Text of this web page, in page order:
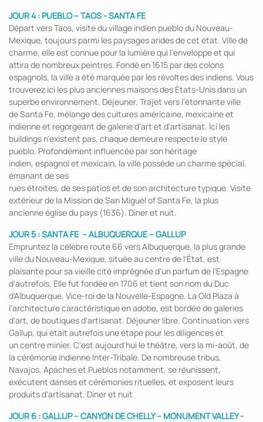
JOUR 4 : PUEBLO – TAOS - SANTA FE
Départ vers Taos, visite du village indien pueblo du Nouveau-
Mexique, toujours parmi les paysages arides de cet état. Ville de
charme, elle est connue pour la lumière qui l’enveloppe et qui
attira de nombreux peintres. Fondé en 1615 par des colons
espagnols, la ville a été marquée par les révoltes des indiens. Vous
trouverez ici les plus anciennes maisons des États-Unis dans un
superbe environnement. Déjeuner. Trajet vers l'étonnante ville
de Santa Fe, mélange des cultures américaine, mexicaine et
indienne et regorgeant de galerie d'art et d'artisanat. Ici les
buildings n'existent pas, chaque demeure respecte le style
pueblo. Profondément influencée par son héritage
indien, espagnol et mexicain, la ville possède un charme spécial,
émanant de ses
rues étroites, de ses patios et de son architecture typique. Visite
extérieur de la Mission de San Miguel of Santa Fe, la plus
ancienne église du pays (1636). Diner et nuit.
JOUR 5 :SANTA FE – ALBUQUERQUE – GALLUP
Empruntez la célèbre route 66 vers Albuquerque, la plus grande
ville du Nouveau-Mexique, située au centre de l'État, est
plaisante pour sa vieille cité imprégnée d'un parfum de l'Espagne
d'autrefois. Elle fut fondée en 1706 et tient son nom du Duc
d'Albuquerque, Vice-roi de la Nouvelle-Espagne. La Old Plaza à
l'architecture caractéristique en adobe, est bordée de galeries
d'art, de boutiques d'artisanat. Déjeuner libre. Continuation vers
Gallup, qui était autrefois une étape pour les diligences et
un centre minier. C'est aujourd'hui le théâtre, vers la mi-août, de
la cérémonie indienne Inter-Tribale. De nombreuse tribus,
Navajos, Apaches et Pueblos notamment, se réunissent,
exécutent danses et cérémonies rituelles, et exposent leurs
produits d'artisanat. Diner et nuit.
JOUR 6 :GALLUP– CANYON DE CHELLY – MONUMENT VALLEY -